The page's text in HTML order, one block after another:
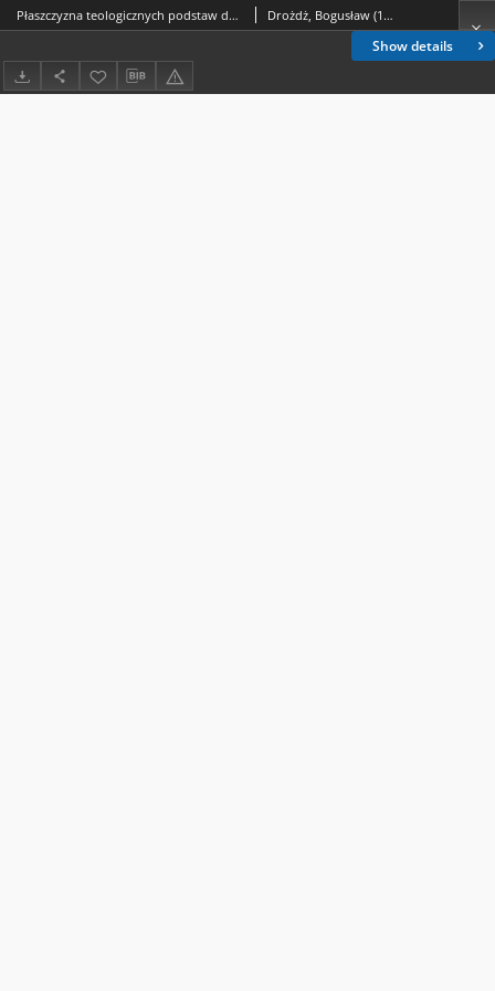
Show details
Płaszczyzna teologicznych podstaw duszpasterstwa Drożdż, Bogusław (1963- )